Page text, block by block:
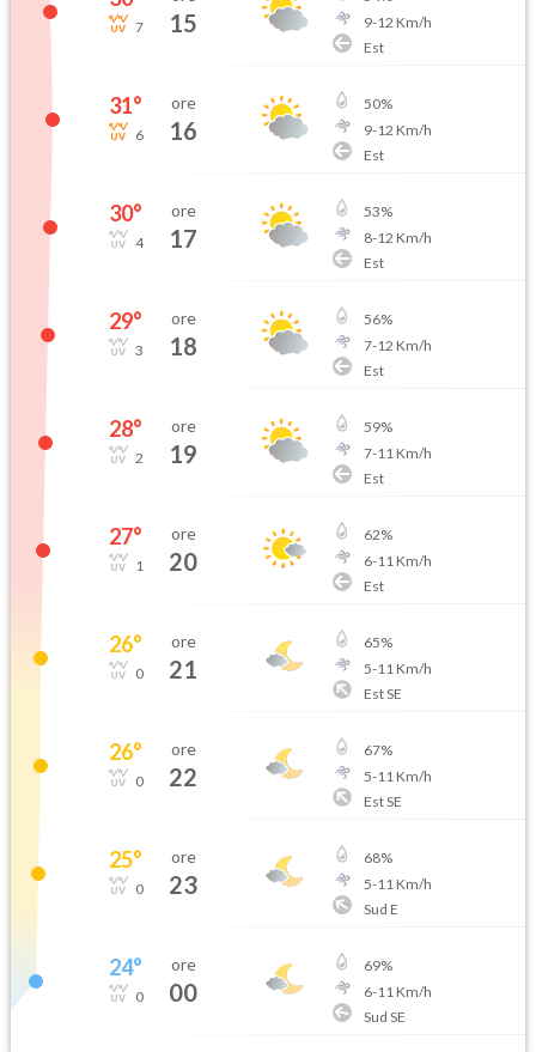
7 15
9-12 Km/h
Est
31°
6
ore
16
50%
9-12 Km/h
Est
30°
4
ore
17
53%
8-12 Km/h
Est
29°
3
ore
18
56%
7-12 Km/h
Est
28°
2
ore
19
59%
7-11 Km/h
Est
27°
1
ore
20
62%
6-11 Km/h
Est
26°
0
ore
21
65%
5-11 Km/h
Est SE
26°
0
ore
22
67%
5-11 Km/h
Est SE
25°
0
ore
23
68%
5-11 Km/h
Sud E
24°
0
ore
00
69%
6-11 Km/h
Sud SE